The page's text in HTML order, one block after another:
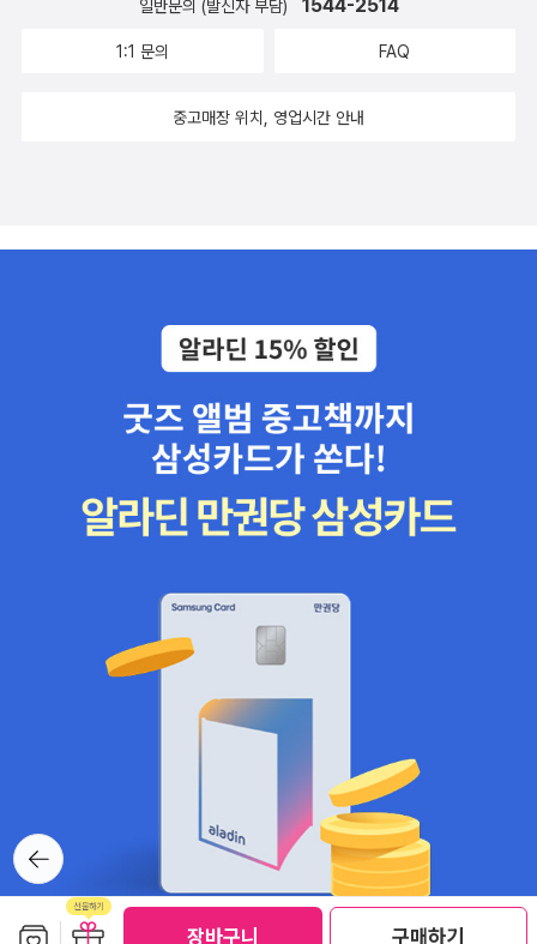
선물하기 장바구니 구매하기
뒤로가
기
일반문의 (발신자 부담) 1544-2514
1:1 문의 FAQ
중고매장 위치, 영업시간 안내